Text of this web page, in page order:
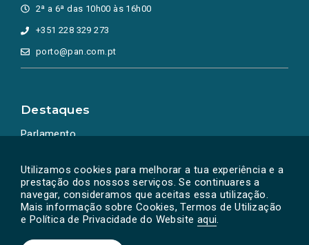
Utilizamos cookies para melhorar a tua experiência e a
prestação dos nossos serviços. Se continuares a
navegar, consideramos que aceitas essa utilização.
Mais informação sobre Cookies, Termos de Utilização
e Política de Privacidade do Website aqui.
2ª a 6ª das 10h00 às 16h00
+351 228 329 273
porto@pan.com.pt
Destaques
Parlamento